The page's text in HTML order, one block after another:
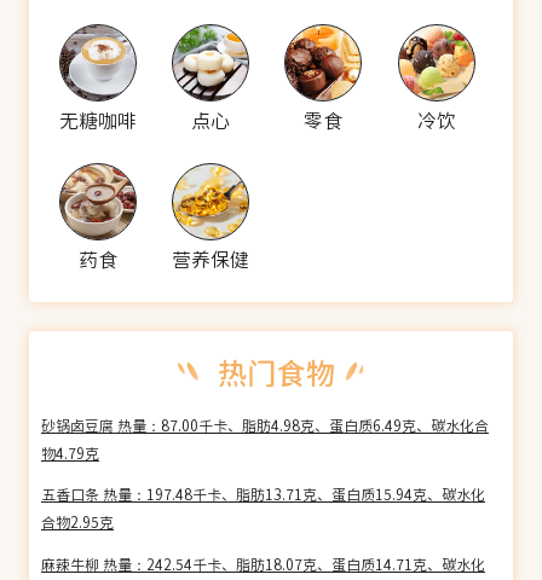
无糖咖啡 点心 零食 冷饮
药食 营养保健
砂锅卤豆腐 热量：87.00千卡、脂肪4.98克、蛋白质6.49克、碳水化合
物4.79克
五香口条 热量：197.48千卡、脂肪13.71克、蛋白质15.94克、碳水化
合物2.95克
麻辣牛柳 热量：242.54千卡、脂肪18.07克、蛋白质14.71克、碳水化